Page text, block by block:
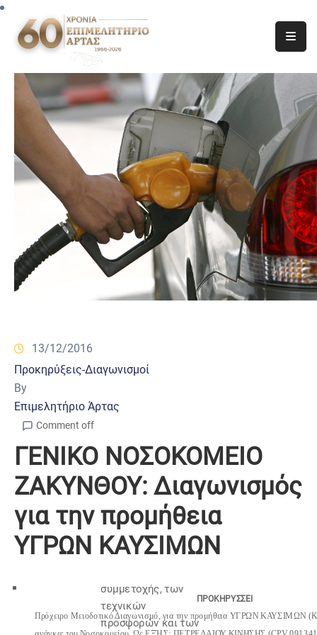
13/12/2016
Προκηρύξεις-Διαγωνισμοί
By
Επιμελητήριο Άρτας
Comment off
ΓΕΝΙΚΟ ΝΟΣΟΚΟΜΕΙΟ
ΖΑΚΥΝΘΟΥ: Διαγωνισμός
για την προμήθεια
ΥΓΡΩΝ ΚΑΥΣΙΜΩΝ
ΠΡΟΚΗΡΥΣΣΕΙ
Πρόχειρο Μειοδοτικό Διαγωνισμό, για την προμήθεια ΥΓΡΩΝ ΚΑΥΣΙΜΩΝ
συμμετοχής, των
τεχνικών
προσφορών και των